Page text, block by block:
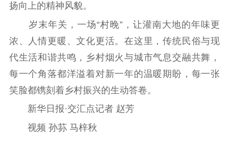
扬向上的精神风貌。
岁末年关，一场“村晚”，让灌南大地的年味更
浓、人情更暖、文化更活。在这里，传统民俗与现
代生活和谐共鸣，乡村烟火与城市气息交融共舞，
每一个角落都洋溢着对新一年的温暖期盼，每一张
笑脸都镌刻着乡村振兴的生动答卷。
新华日报·交汇点记者 赵芳
视频 孙荪 马梓秋